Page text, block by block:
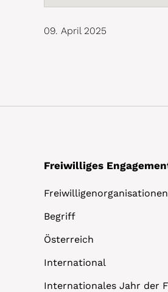
09. April 2025
Freiwilliges
Begriff
Österreich
International
Internationales Jahr der